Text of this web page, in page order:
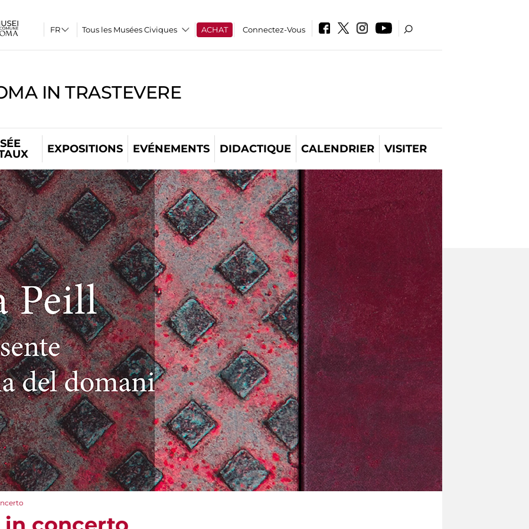
Tous les Musées Civiques ACHAT Connectez-Vous
IN TRASTEVERE
EXPOSITIONS EVÉNEMENTS DIDACTIQUE CALENDRIER VISITER